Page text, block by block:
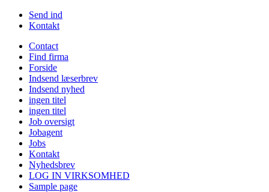
Send ind
Kontakt
Contact
Find firma
Forside
Indsend læserbrev
Indsend nyhed
ingen titel
ingen titel
Job oversigt
Jobagent
Jobs
Kontakt
Nyhedsbrev
LOG IN VIRKSOMHED
Sample page